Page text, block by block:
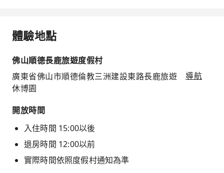
體驗地點
佛山順德長鹿旅遊度假村
廣東省佛山市順德倫教三洲建設東路長鹿旅遊
休博園
導航
開放時間
入住時間 15:00以後
退房時間 12:00以前
實際時間依照度假村通知為準